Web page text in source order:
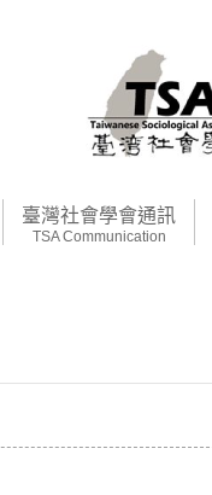
臺灣社會學會通訊
TSA Communication